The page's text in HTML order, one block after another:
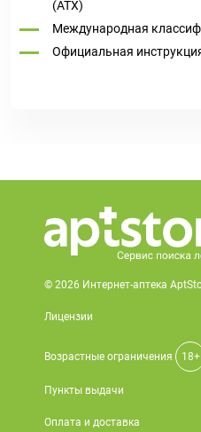
(ATX)
Международная
Официальная
© 2026 Интернет-аптека
Лицензии
Возрастные ограничения 18+
Пункты выдачи
Оплата и доставка